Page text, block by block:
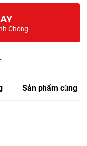
Chóng
Sản phẩm cùng